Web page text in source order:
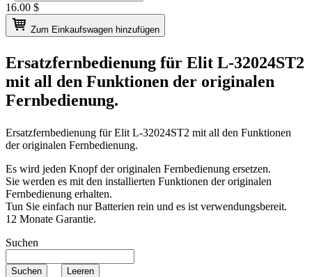
16.00 $
Zum Einkaufswagen hinzufügen
Ersatzfernbedienung für Elit L-32024ST2
mit all den Funktionen der originalen
Fernbedienung.
Ersatzfernbedienung fürElit L-32024ST2 mit all den Funktionen
der originalen Fernbedienung.
Es wird jeden Knopf der originalen Fernbedienung ersetzen.
Sie werden es mit den installierten Funktionen der originalen
Fernbedienung erhalten.
Tun Sie einfach nur Batterien rein und es ist verwendungsbereit.
12 Monate Garantie.
Suchen